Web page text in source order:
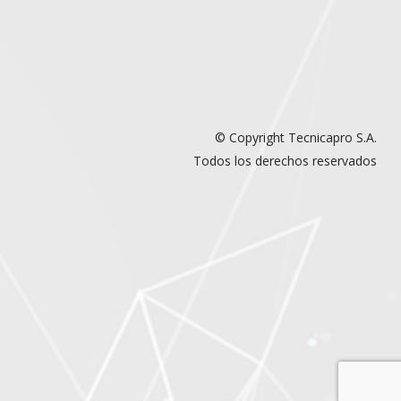
© Copyright Tecnicapro S.A.
Todos los derechos reservados